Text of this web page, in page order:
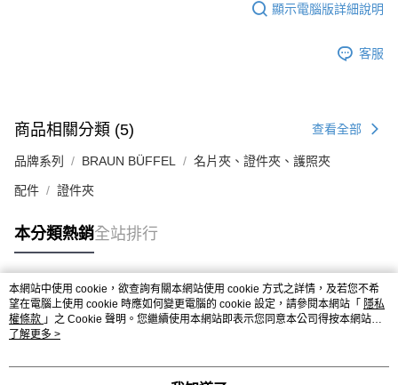
顯示電腦版詳細說明
客服
商品相關分類 (5) 查看全部
品牌系列 BRAUN BÜFFEL 名片夾、證件夾、護照夾
配件 證件夾
本分類熱銷全站排行
熱門標籤
本網站中使用 cookie，欲查詢有關本網站使用 cookie 方式之詳情，及若您不希
望在電腦上使用 cookie 時應如何變更電腦的 cookie 設定，請參閱本網站「 隱私
權條款 」之 Cookie 聲明。您繼續使用本網站即表示您同意本公司得按本網站使
用條款之 Cookie 聲明使用 cookie。
了解更多 >